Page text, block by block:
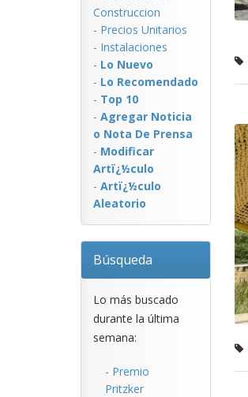
Construccion
- Precios Unitarios
- Instalaciones
- Lo Nuevo
- Lo Recomendado
- Top 10
- Agregar Noticia
o Nota De Prensa
- Modificar
Artï¿½culo
- Artï¿½culo
Aleatorio
Búsqueda
Lo más buscado
durante la última
semana:
- Premio
Pritzker